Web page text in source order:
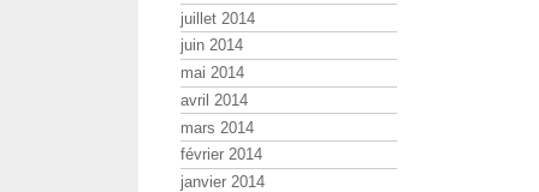
juillet 2014
juin 2014
mai 2014
avril 2014
mars 2014
février 2014
janvier 2014